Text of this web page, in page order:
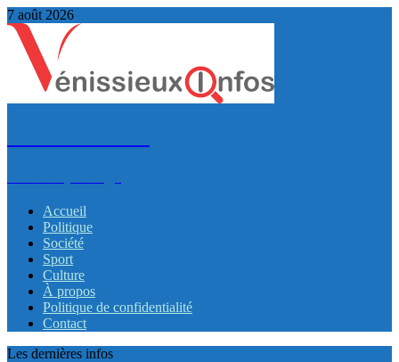
7 août 2026
Accueil
Politique
Société
Sport
Culture
À propos
Politique de confidentialité
Contact
Les dernières infos